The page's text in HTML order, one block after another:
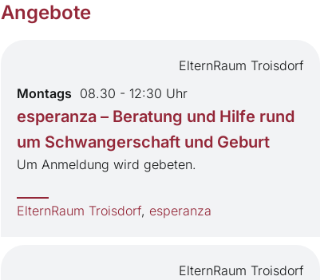
Angebote
ElternRaum Troisdorf
Montags 08.30 - 12:30 Uhr
esperanza – Beratung und Hilfe rund
um Schwangerschaft und Geburt
Um Anmeldung wird gebeten.
ElternRaum Troisdorf, esperanza
ElternRaum Troisdorf